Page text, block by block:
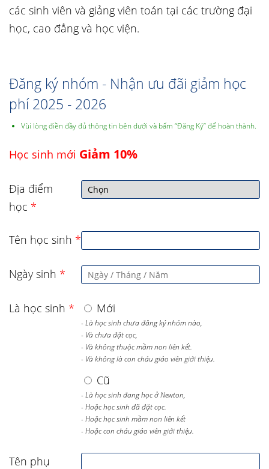
các sinh viên và giảng viên toán tại các trường đại
học, cao đẳng và học viện.
Đăng ký nhóm - Nhận ưu đãi giảm học
phí 2025 - 2026
Vùi lòng điền đầy đủ thông tin bên dưới và bấm “Đăng Ký” để hoàn thành.
Học sinh mới Giảm 10%
Địa điểm
học *
Tên học sinh *
Ngày sinh *
Là học sinh * Mới
- Là học sinh chưa đăng ký nhóm nào,
- Và chưa đặt cọc,
- Và không thuộc mầm non liên kết.
- Và không là con cháu giáo viên giới thiệu.
Cũ
- Là học sinh đang học ở Newton,
- Hoặc học sinh đã đặt cọc.
- Hoặc học sinh mầm non liên kết
- Hoặc con cháu giáo viên giới thiệu.
Tên phụ